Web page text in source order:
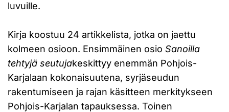
luvuille.
Kirja koostuu 24 artikkelista, jotka on jaettu
kolmeen osioon. Ensimmäinen osio Sanoilla
tehtyjä seutujakeskittyy enemmän Pohjois-
Karjalaan kokonaisuutena, syrjäseudun
rakentumiseen ja rajan käsitteen merkitykseen
Pohjois-Karjalan tapauksessa. Toinen